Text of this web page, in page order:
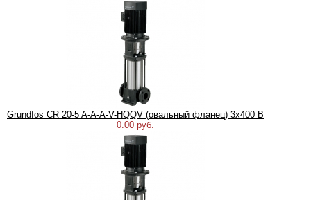
Grundfos CR 20-5 A-A-A-V-HQQV (овальный фланец) 3х400 В
0.00 руб.